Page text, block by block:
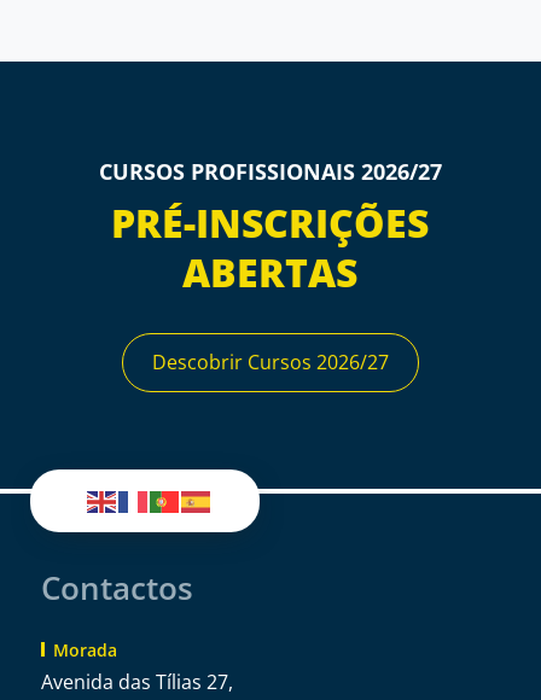
CURSOS PROFISSIONAIS 2026/27
PRÉ-INSCRIÇÕES
ABERTAS
Descobrir Cursos 2026/27
Contactos
Morada
Avenida das Tílias 27,